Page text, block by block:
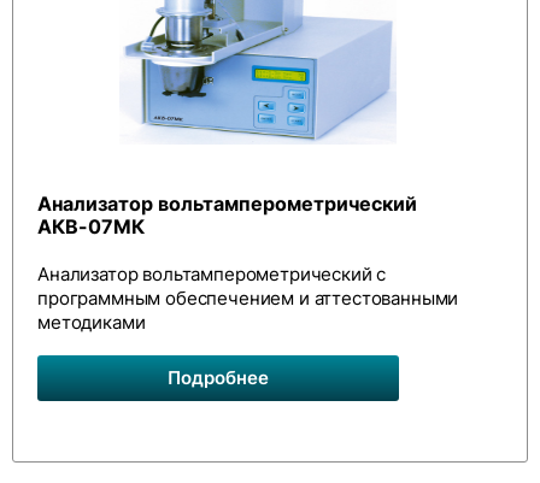
Анализатор вольтамперометрический
АКВ-07МК
Анализатор вольтамперометрический с
программным обеспечением и аттестованными
методиками
Подробнее